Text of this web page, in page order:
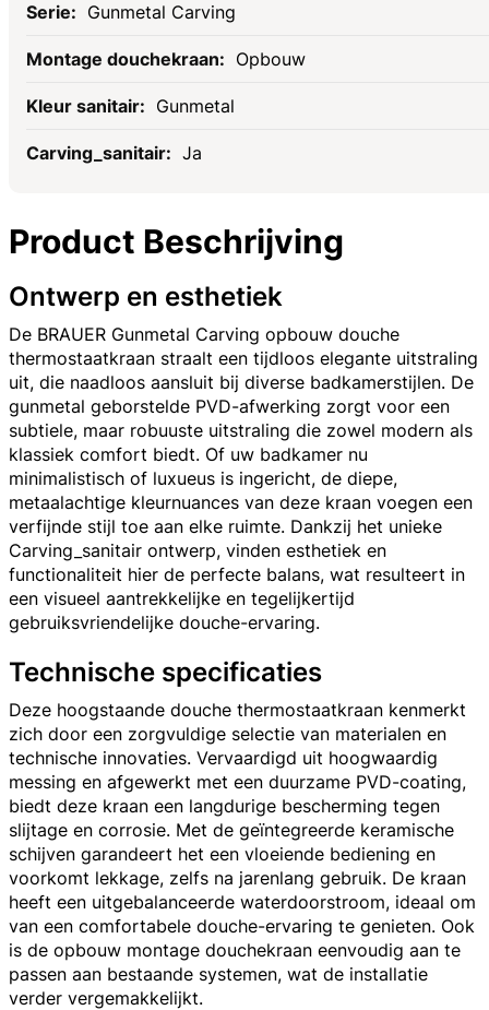
Gunmetal Carving
Opbouw
Gunmetal
Ja
Product Beschrijving
Ontwerp en esthetiek
De BRAUER Gunmetal Carving opbouw douche
thermostaatkraan straalt een tijdloos elegante uitstraling
uit, die naadloos aansluit bij diverse badkamerstijlen. De
gunmetal geborstelde PVD-afwerking zorgt voor een
subtiele, maar robuuste uitstraling die zowel modern als
klassiek comfort biedt. Of uw badkamer nu
minimalistisch of luxueus is ingericht, de diepe,
metaalachtige kleurnuances van deze kraan voegen een
verfijnde stijl toe aan elke ruimte. Dankzij het unieke
Carving_sanitair ontwerp, vinden esthetiek en
functionaliteit hier de perfecte balans, wat resulteert in
een visueel aantrekkelijke en tegelijkertijd
gebruiksvriendelijke douche-ervaring.
Technische specificaties
Deze hoogstaande douche thermostaatkraan kenmerkt
zich door een zorgvuldige selectie van materialen en
technische innovaties. Vervaardigd uit hoogwaardig
messing en afgewerkt met een duurzame PVD-coating,
biedt deze kraan een langdurige bescherming tegen
slijtage en corrosie. Met de geïntegreerde keramische
schijven garandeert het een vloeiende bediening en
voorkomt lekkage, zelfs na jarenlang gebruik. De kraan
heeft een uitgebalanceerde waterdoorstroom, ideaal om
van een comfortabele douche-ervaring te genieten. Ook
is de opbouw montage douchekraan eenvoudig aan te
passen aan bestaande systemen, wat de installatie
verder vergemakkelijkt.